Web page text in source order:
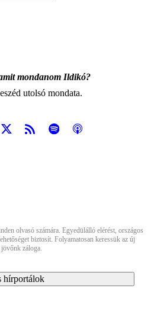
mondanom Ildikó?
utolsó mondata.
olvasó számára. Egyedülálló elérést, országos
biztosít. Folyamatosan keressük az új
záloga.
hírportálok